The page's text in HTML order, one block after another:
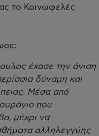
το Κοινωφελές
έχασε την άνιση
δύναμη και
Μέσα από
που
μέχρι να
αλληλεγγύης